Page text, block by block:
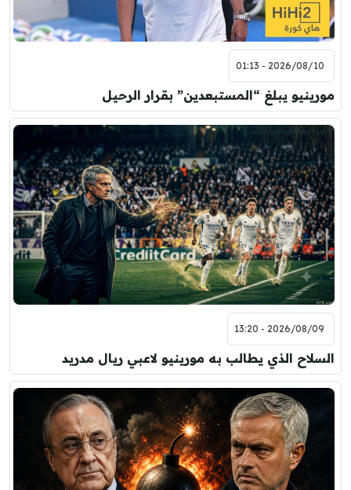
2026/08/10 - 01:13
مورينيو يبلغ “المستبعدين” بقرار الرحيل
2026/08/09 - 13:20
السلاح الذي يطالب به مورينيو لاعبي ريال مدريد